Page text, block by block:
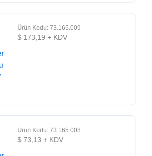
Ürün Kodu: 73.165.009
$173,19 + KDV
Ürün Kodu: 73.165.008
$73,13 + KDV